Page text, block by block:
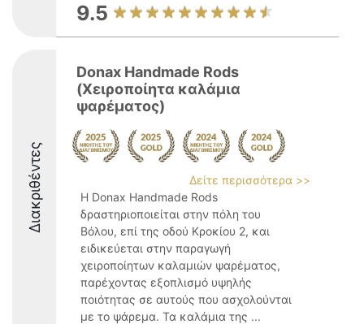
9.5
Διακριθέντες
Donax Handmade Rods
(Χειροποίητα καλάμια
ψαρέματος)
Δείτε περισσότερα >>
Η Donax Handmade Rods
δραστηριοποιείται στην πόλη του
Βόλου, επί της οδού Κροκίου 2, και
ειδικεύεται στην παραγωγή
χειροποίητων καλαμιών ψαρέματος,
παρέχοντας εξοπλισμό υψηλής
ποιότητας σε αυτούς που ασχολούνται
με το ψάρεμα. Τα καλάμια της ...